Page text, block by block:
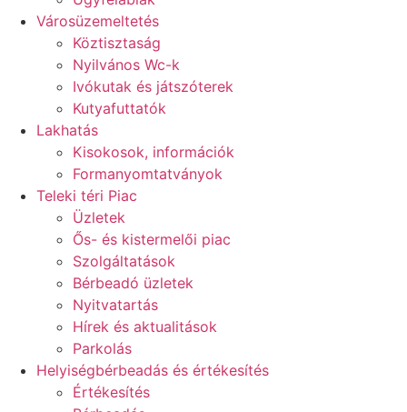
Városüzemeltetés
Köztisztaság
Nyilvános Wc-k
Ivókutak és játszóterek
Kutyafuttatók
Lakhatás
Kisokosok, információk
Formanyomtatványok
Teleki téri Piac
Üzletek
Ős- és kistermelői piac
Szolgáltatások
Bérbeadó üzletek
Nyitvatartás
Hírek és aktualitások
Parkolás
Helyiségbérbeadás és értékesítés
Értékesítés